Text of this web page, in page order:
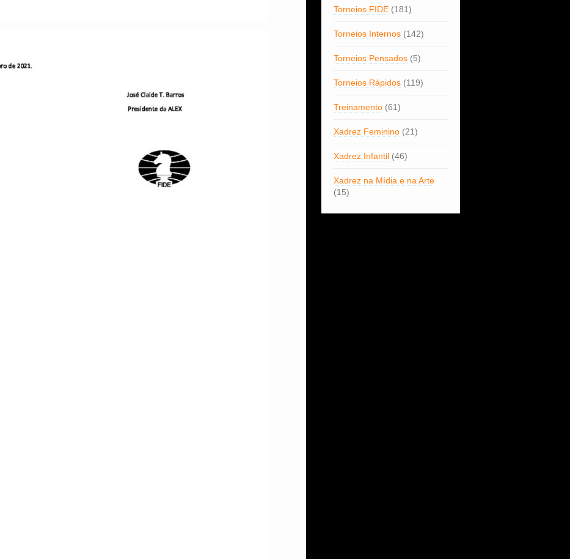
Torneios FIDE(181)
Torneios Internos(142)
Torneios Pensados(5)
Torneios Rápidos(119)
Treinamento(61)
Xadrez Feminino(21)
Xadrez Infantil(46)
Xadrez na Mídia e na Arte
(15)